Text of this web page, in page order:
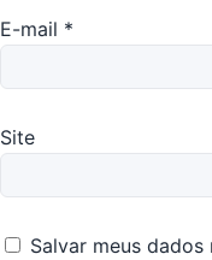
E-mail *
Site
Salvar meus